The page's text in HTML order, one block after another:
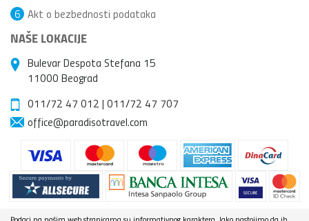
Akt o bezbednosti podataka
6
NAŠE LOKACIJE
Bulevar Despota Stefana 15
11000 Beograd
011/72 47 012 | 011/72 47 707
office@paradisotravel.com